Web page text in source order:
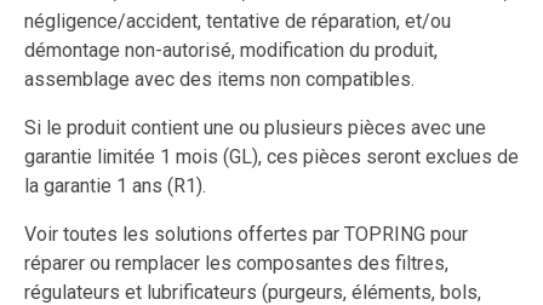
négligence/accident, tentative de réparation, et/ou
démontage non-autorisé, modification du produit,
assemblage avec des items non compatibles.
Si le produit contient une ou plusieurs pièces avec une
garantie limitée 1 mois (GL), ces pièces seront exclues de
la garantie 1 ans (R1).
Voir toutes les solutions offertes par TOPRING pour
réparer ou remplacer les composantes des filtres,
régulateurs et lubrificateurs (purgeurs, éléments, bols,